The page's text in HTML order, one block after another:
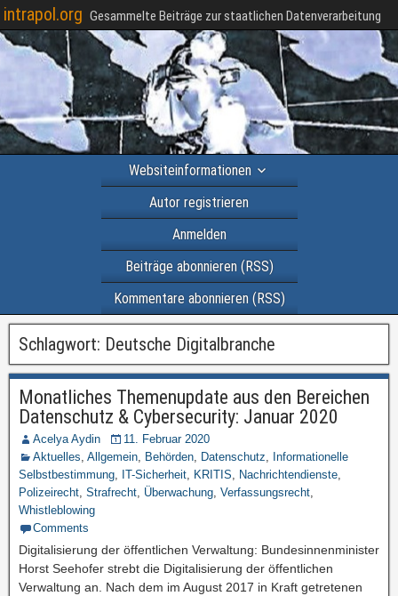
intrapol.org Gesammelte Beiträge zur staatlichen Datenverarbeitung
Websiteinformationen
Autor registrieren
Anmelden
Beiträge abonnieren (RSS)
Kommentare abonnieren (RSS)
Schlagwort: Deutsche Digitalbranche
Monatliches Themenupdate aus den Bereichen
Datenschutz & Cybersecurity: Januar 2020
Acelya Aydin
11. Februar 2020
Aktuelles, Allgemein, Behörden, Datenschutz, Informationelle
Selbstbestimmung, IT-Sicherheit, KRITIS, Nachrichtendienste,
Polizeirecht, Strafrecht, Überwachung, Verfassungsrecht,
Whistleblowing
Comments
Digitalisierung der öffentlichen Verwaltung: Bundesinnenminister
Horst Seehofer strebt die Digitalisierung der öffentlichen
Verwaltung an. Nach dem im August 2017 in Kraft getretenen